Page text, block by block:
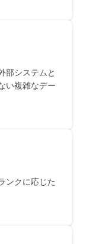
部システムと
い複雑なデー
ンクに応じた